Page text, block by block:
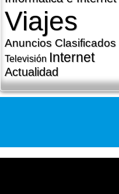
Viajes
Anuncios Clasificados
Televisión Internet
Actualidad